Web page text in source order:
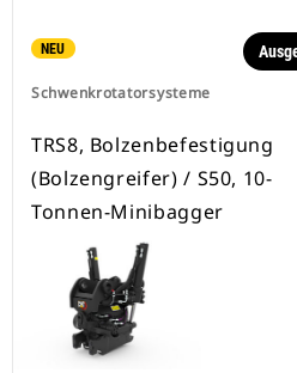
NEU
Schwenkrotatorsysteme
TRS8, Bolzenbefestigung
(Bolzengreifer) / S50, 10-
Tonnen-Minibagger